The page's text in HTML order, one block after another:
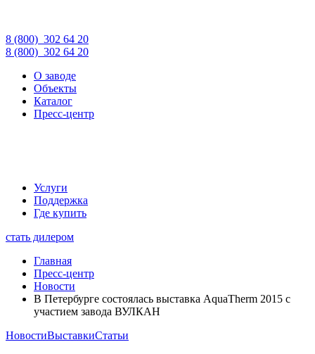
8 (800) 302 64 20
8 (800) 302 64 20
О заводе
Объекты
Каталог
Пресс-центр
Услуги
Поддержка
Где купить
стать дилером
Главная
Пресс-центр
Новости
В Петербурге состоялась выставка AquaTherm 2015 с
участием завода ВУЛКАН
НовостиВыставкиСтатьи